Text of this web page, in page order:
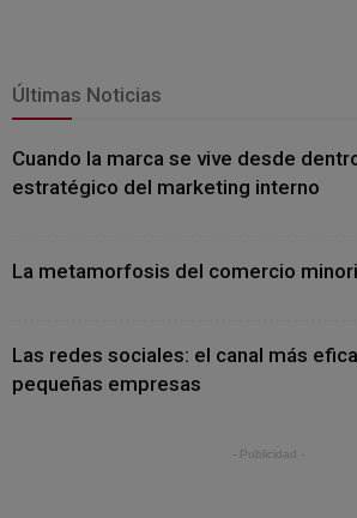
Últimas Noticias
Cuando la marca se vive desde
estratégico del marketing interno
La metamorfosis del comercio
Las redes sociales: el canal más
pequeñas empresas
- Publicidad -